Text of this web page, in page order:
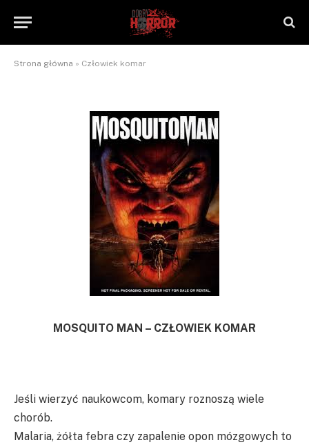
Strona główna » Człowiek komar
NaTrzeźwoNieWarto
2012-09-02
MOSQUITO MAN – CZŁOWIEK KOMAR
Jeśli wierzyć naukowcom, komary roznoszą wiele
chorób.
Malaria, żółta febra czy zapalenie opon mózgowych to